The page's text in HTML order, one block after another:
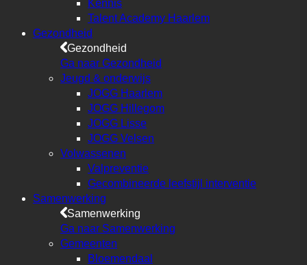
Kennis
Talent Academy Haarlem
Gezondheid
Gezondheid
Ga naar Gezondheid
Jeugd & onderwijs
JOGG Haarlem
JOGG Hillegom
JOGG Lisse
JOGG Velsen
Volwassenen
Valpreventie
Gecombineerde leefstijl interventie
Samenwerking
Samenwerking
Ga naar Samenwerking
Gemeenten
Bloemendaal